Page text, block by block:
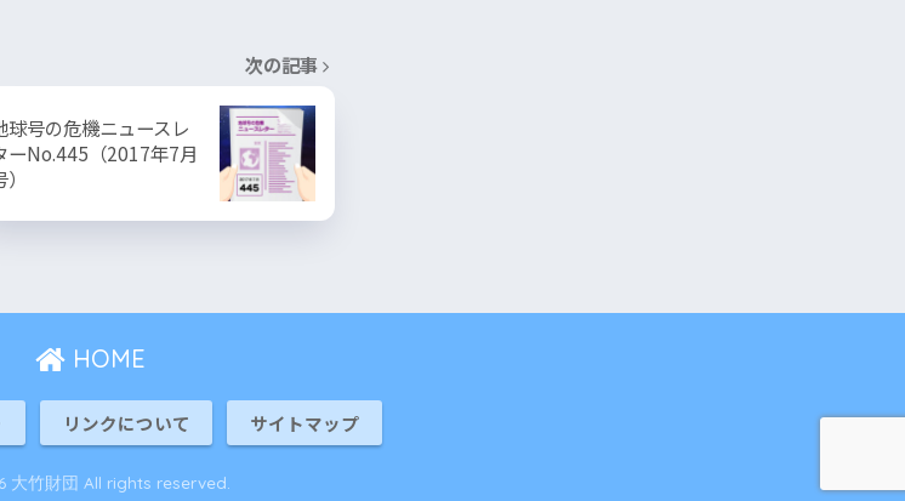
次の記事
球号の危機ニュースレ
ーNo.445（2017年7月
HOME
リンクについて サイトマップ
大竹財団 All rights reserved.